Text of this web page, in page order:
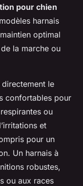
pour chien
harnais
optimal
la marche ou
le
confortables pour
ou
et
pour un
Un harnais à
robustes,
ou aux races